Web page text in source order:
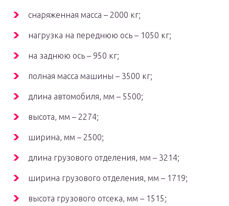
снаряженная масса – 2000 кг;
нагрузка на переднюю ось – 1050 кг;
на заднюю ось – 950 кг;
полная масса машины – 3500 кг;
длина автомобиля, мм – 5500;
высота, мм – 2274;
ширина, мм – 2500;
длина грузового отделения, мм – 3214;
ширина грузового отделения, мм – 1719;
высота грузового отсека, мм – 1515;